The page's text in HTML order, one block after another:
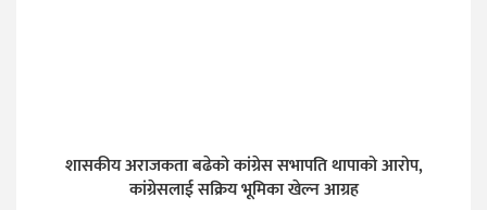
शासकीय अराजकता बढेको कांग्रेस सभापति थापाको आरोप,
कांग्रेसलाई सक्रिय भूमिका खेल्न आग्रह